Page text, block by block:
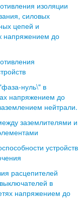
изоляции
силовых
цепей и
напряжением до
нуль\" в
напряжением до
нейтрали.
заземлителями и
устройств
расцепителей
в
напряжением до